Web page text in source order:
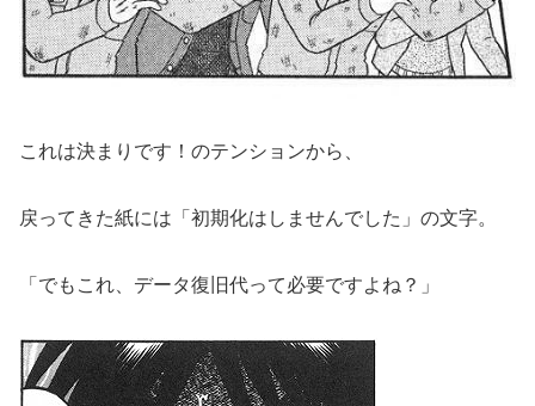
これは決まりです！のテンションから、
戻ってきた紙には「初期化はしませんでした」の文字。
「でもこれ、データ復旧代って必要ですよね？」